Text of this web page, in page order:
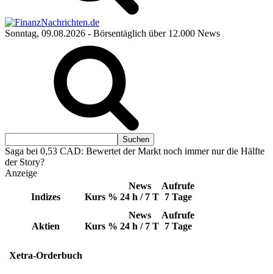
Sonntag, 09.08.2026 - Börsentäglich über 12.000 News
Saga bei 0,53 CAD: Bewertet der Markt noch immer nur die Hälfte
der Story?
Anzeige
Indizes Kurs %
News
24 h / 7 T
Aufrufe
7 Tage
Aktien Kurs %
News
24 h / 7 T
Aufrufe
7 Tage
Xetra-Orderbuch